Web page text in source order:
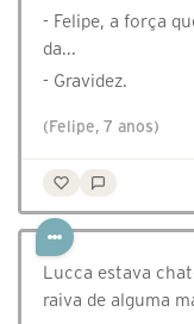
- Felipe, a força
da...
- Gravidez.
(Felipe, 7 anos)
Lucca estava
raiva de alguma